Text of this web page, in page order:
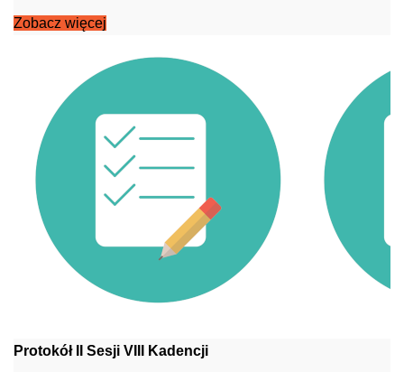
Zobacz więcej
Protokół II Sesji VIII Kadencji